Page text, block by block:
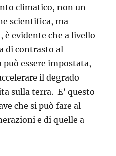
climatico, non un
scientifica, ma
è evidente che a livello
di contrasto al
essere impostata,
il degrado
sulla terra. E’ questo
che si può fare al
e di quelle a